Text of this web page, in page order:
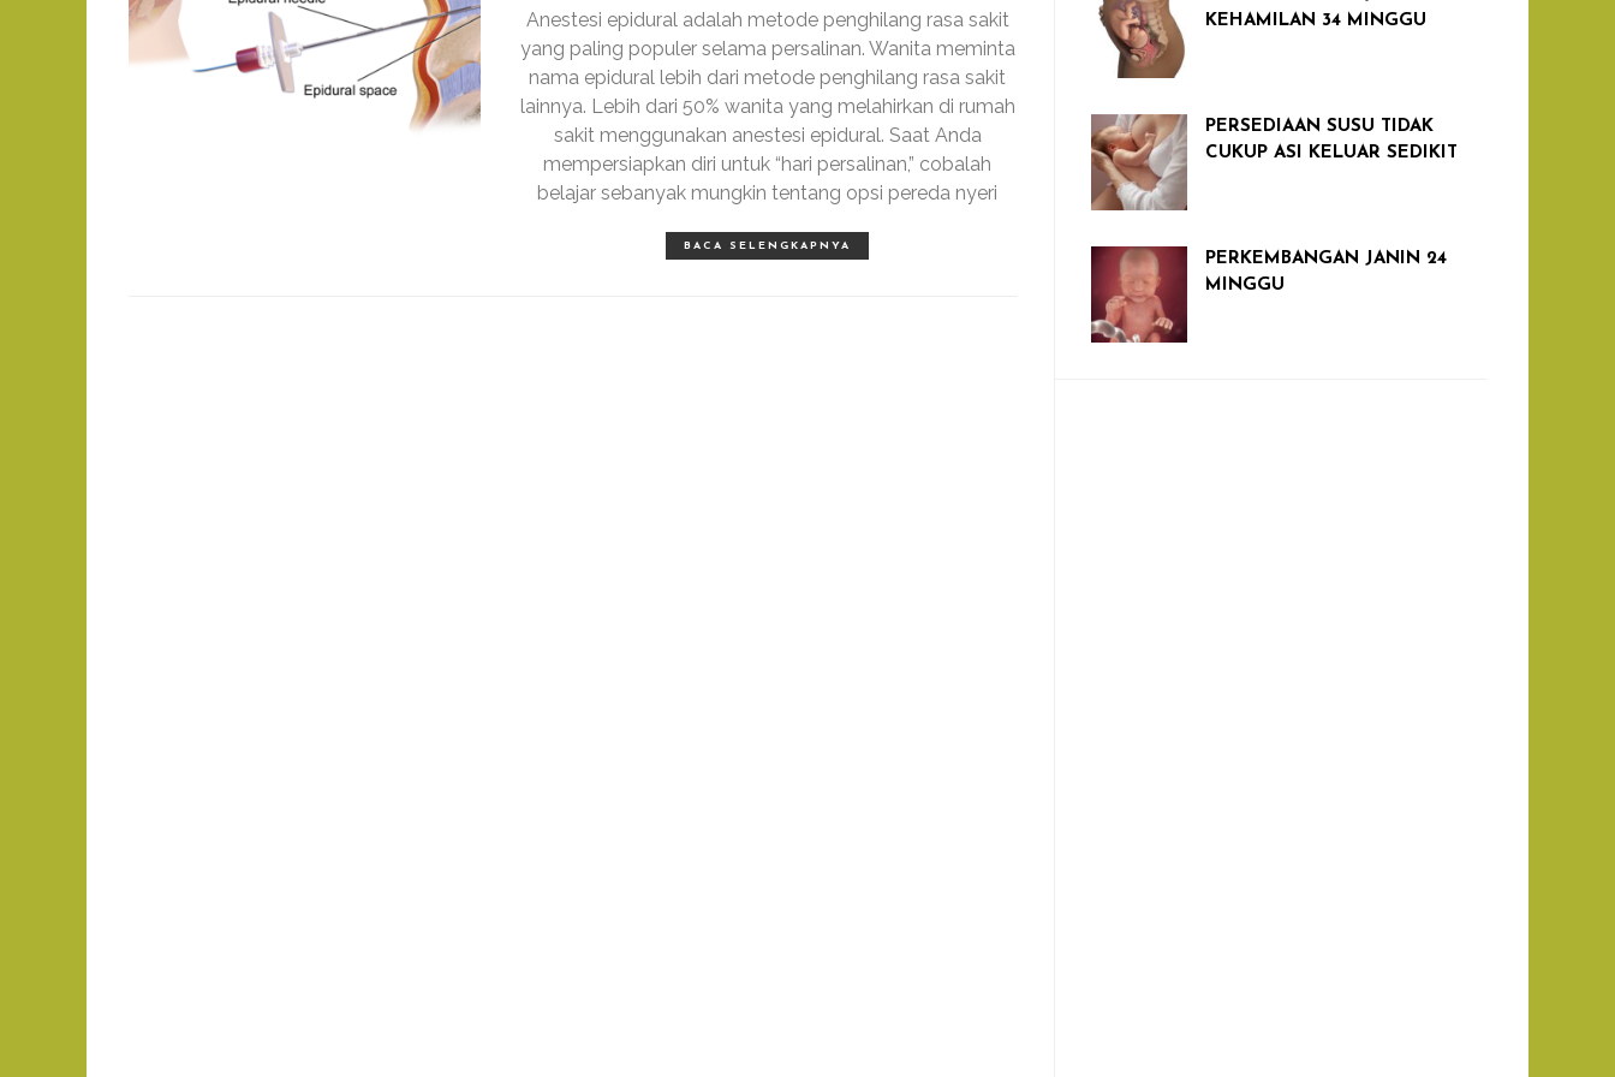
Anestesi epidural adalah metode penghilang rasa sakit
yang paling populer selama persalinan. Wanita meminta
nama epidural lebih dari metode penghilang rasa sakit
lainnya. Lebih dari 50% wanita yang melahirkan di rumah
sakit menggunakan anestesi epidural. Saat Anda
mempersiapkan diri untuk “hari persalinan,” cobalah
belajar sebanyak mungkin tentang opsi pereda nyeri
BACA SELENGKAPNYA
KEHAMILAN 34 MINGGU
PERSEDIAAN SUSU TIDAK
CUKUP ASI KELUAR SEDIKIT
PERKEMBANGAN JANIN 24
MINGGU